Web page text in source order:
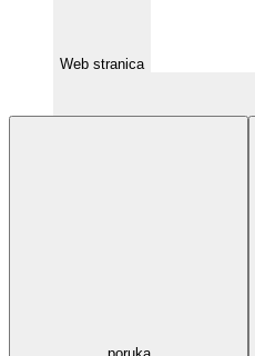
Web stranica